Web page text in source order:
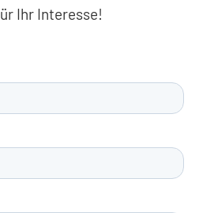
Ihr Interesse!